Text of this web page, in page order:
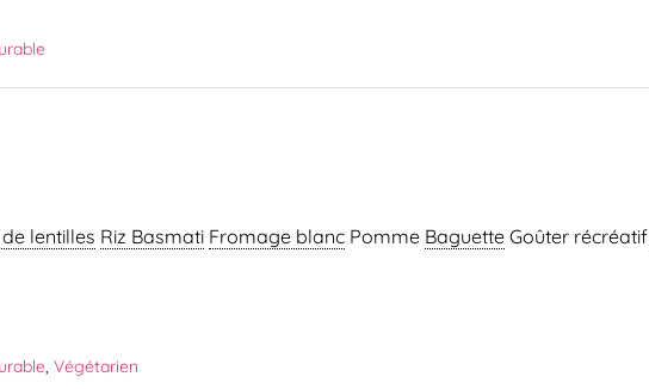
lentilles Riz Basmati Fromage blanc Pomme Baguette Goûter récréatif
, Végétarien